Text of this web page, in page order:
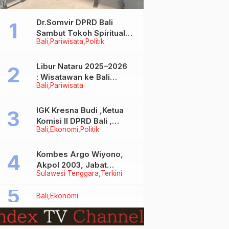
Bali Pariwisata Politik
Dr.Somvir DPRD Bali
Sambut Tokoh Spiritual
India Baba Bageshwar
Bali Pariwisata
Libur Nataru 2025–2026
: Wisatawan ke Bali
Meningkat, Isu Penurunan
Bali Ekonomi Politik
IGK Kresna Budi ,Ketua
Komisi II DPRD Bali ,
Angkat Bicara Soal
Bersubsidi Jenis Solar
Sulawesi Tenggara Terkini
Kombes Argo Wiyono,
Akpol 2003, Jabat
Dirlantas Polda Sultra
Bali Ekonomi